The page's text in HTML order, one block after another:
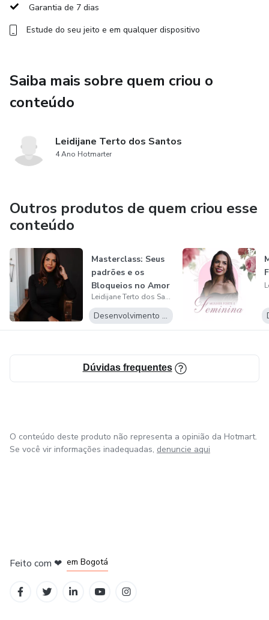
Garantia de 7 dias
Estude do seu jeito e em qualquer dispositivo
Saiba mais sobre quem criou o
conteúdo
Leidijane Terto dos Santos
4 Ano Hotmarter
Outros produtos de quem criou esse
conteúdo
Masterclass: Seus
padrões e os
Bloqueios no Amor
Leidijane Terto dos Santos
Desenvolvimento Pessoal
Dúvidas frequentes
O conteúdo deste produto não representa a opinião da Hotmart.
Se você vir informações inadequadas, denuncie aqui
Feito com ❤ em Bogotá